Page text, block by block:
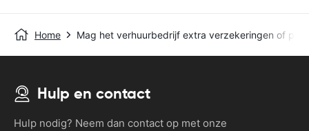
Home Mag het verhuurbedrijf extra verzekeringen of
Hulp en contact
Hulp nodig? Neem dan contact op met onze